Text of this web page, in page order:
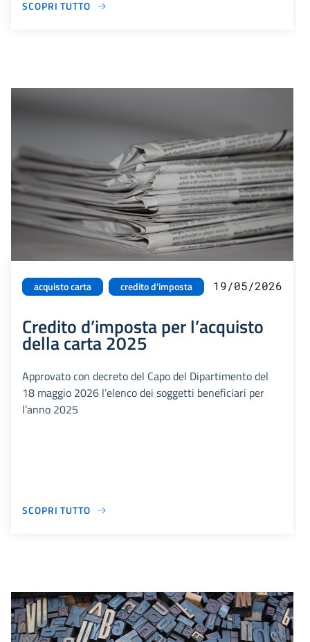
SCOPRI TUTTO
acquisto carta credito d'imposta 19/05/2026
Credito d’imposta per l’acquisto
della carta 2025
Approvato con decreto del Capo del Dipartimento del
18 maggio 2026 l’elenco dei soggetti beneficiari per
l’anno 2025
SCOPRI TUTTO